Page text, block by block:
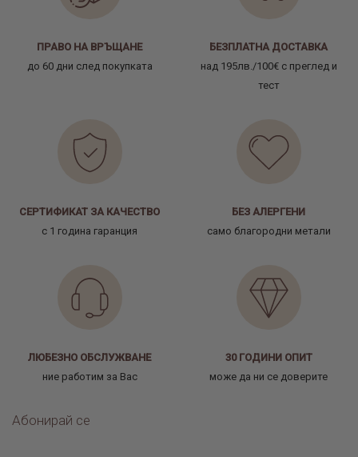
ПРАВО НА ВРЪЩАНЕ
до 60 дни след покупката
БЕЗПЛАТНА ДОСТАВКА
над 195лв./100€ с преглед и
тест
СЕРТИФИКАТ ЗА КАЧЕСТВО
с 1 година гаранция
БЕЗ АЛЕРГЕНИ
само благородни метали
ЛЮБЕЗНО ОБСЛУЖВАНЕ
ние работим за Вас
30 ГОДИНИ ОПИТ
може да ни се доверите
Абонирай се